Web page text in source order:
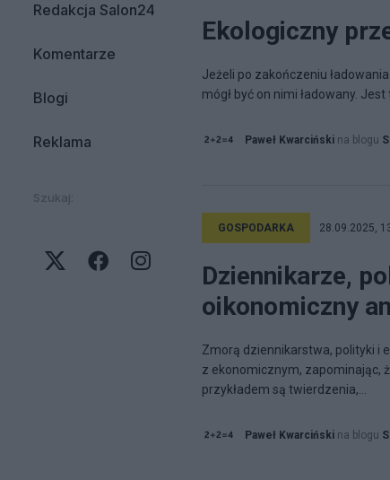
Redakcja Salon24
Komentarze
Blogi
Reklama
Szukaj:
Ekologiczny
Jeżeli po zakończeniu
mógł być on nimi ładowany. Jest
Paweł Kwarciński na blogu
GOSPODARKA 28.09.2025,
Dziennikarze,
oikonomiczny
Zmorą dziennikarstwa, polityki i
z ekonomicznym, zapominając,
przykładem są twierdzenia,...
Paweł Kwarciński na blogu